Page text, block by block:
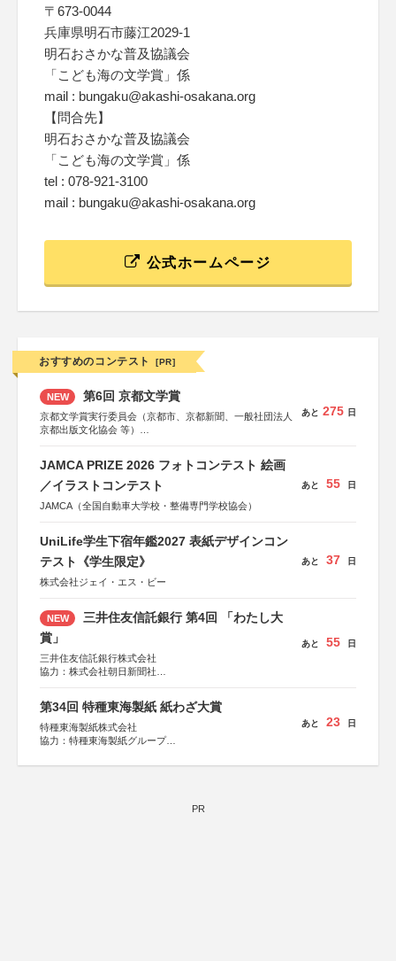
〒673-0044
兵庫県明石市藤江2029-1
明石おさかな普及協議会
「こども海の文学賞」係
mail : bungaku@akashi-osakana.org
【問合先】
明石おさかな普及協議会
「こども海の文学賞」係
tel : 078-921-3100
mail : bungaku@akashi-osakana.org
公式ホームページ
おすすめのコンテスト [PR]
NEW 第6回 京都文学賞
京都文学賞実行委員会（京都市、京都新聞、一般社団法人
京都出版文化協会 等）
集英社、小学館、祥伝社、新潮社、淡交社、ちいさいミシ
マ社、徳間書店、早川書房、PHP研究所、双葉社、文藝春
秋、ポプラ社、毎日新聞出版
あと 275 日
JAMCA PRIZE 2026 フォトコンテスト 絵画
／イラストコンテスト
JAMCA（全国自動車大学校・整備専門学校協会）
あと 55 日
UniLife学生下宿年鑑2027 表紙デザインコン
テスト《学生限定》
株式会社ジェイ・エス・ビー
あと 37 日
NEW
三井住友信託銀行 第4回 「わたし大
賞」
三井住友信託銀行株式会社
協力：株式会社朝日新聞社
あと 55 日
第34回 特種東海製紙 紙わざ大賞
特種東海製紙株式会社
協力：特種東海製紙グループ
あと 23 日
PR